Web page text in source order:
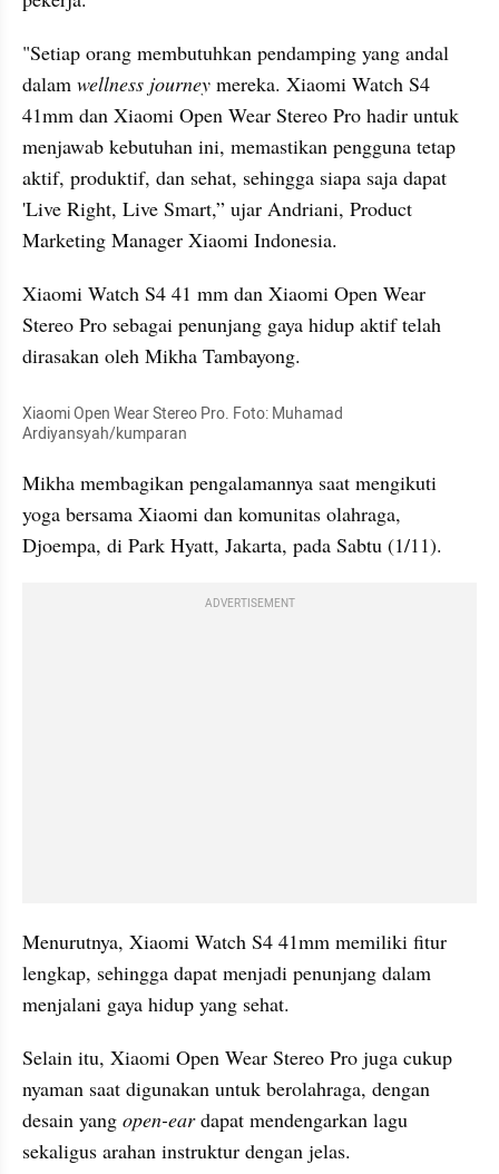
"Setiap orang membutuhkan pendamping yang andal
dalam wellness journey mereka. Xiaomi Watch S4
41mm dan Xiaomi Open Wear Stereo Pro hadir untuk
menjawab kebutuhan ini, memastikan pengguna tetap
aktif, produktif, dan sehat, sehingga siapa saja dapat
'Live Right, Live Smart,” ujar Andriani, Product
Marketing Manager Xiaomi Indonesia.
Xiaomi Watch S4 41 mm dan Xiaomi Open Wear
Stereo Pro sebagai penunjang gaya hidup aktif telah
dirasakan oleh Mikha Tambayong.
Xiaomi Open Wear Stereo Pro. Foto: Muhamad
Ardiyansyah/kumparan
Mikha membagikan pengalamannya saat mengikuti
yoga bersama Xiaomi dan komunitas olahraga,
Djoempa, di Park Hyatt, Jakarta, pada Sabtu (1/11).
ADVERTISEMENT
Menurutnya, Xiaomi Watch S4 41mm memiliki fitur
lengkap, sehingga dapat menjadi penunjang dalam
menjalani gaya hidup yang sehat.
Selain itu, Xiaomi Open Wear Stereo Pro juga cukup
nyaman saat digunakan untuk berolahraga, dengan
desain yang open-ear dapat mendengarkan lagu
sekaligus arahan instruktur dengan jelas.